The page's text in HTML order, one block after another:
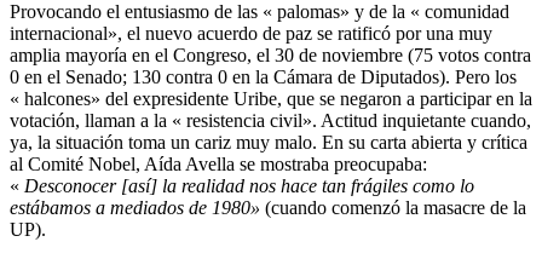
Provocando el entusiasmo de las « palomas» y de la « comunidad
internacional», el nuevo acuerdo de paz se ratificó por una muy
amplia mayoría en el Congreso, el 30 de noviembre (75 votos contra
0 en el Senado; 130 contra 0 en la Cámara de Diputados). Pero los
« halcones» del expresidente Uribe, que se negaron a participar en la
votación, llaman a la « resistencia civil». Actitud inquietante cuando,
ya, la situación toma un cariz muy malo. En su carta abierta y crítica
al Comité Nobel, Aída Avella se mostraba preocupaba:
« Desconocer [así] la realidad nos hace tan frágiles como lo
estábamos a mediados de 1980» (cuando comenzó la masacre de la
UP).